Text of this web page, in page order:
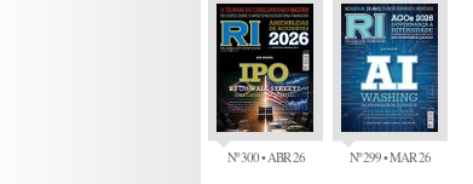
Nº 300 • ABR 26 Nº 299 • MAR 26